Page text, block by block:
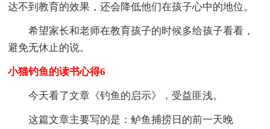
达不到教育的效果，还会降低他们在孩子心中的地位。
希望家长和老师在教育孩子的时候多给孩子看看，
避免无休止的说。
小猫钓鱼的读书心得6
今天看了文章《钓鱼的启示》，受益匪浅。
这篇文章主要写的是：鲈鱼捕捞日的前一天晚